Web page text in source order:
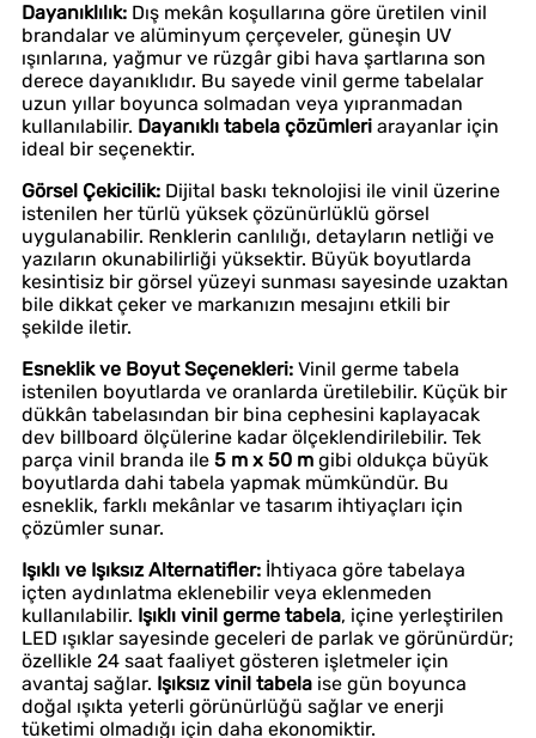
Dayanıklılık: Dış mekân koşullarına göre üretilen vinil
brandalar ve alüminyum çerçeveler, güneşin UV
ışınlarına, yağmur ve rüzgâr gibi hava şartlarına son
derece dayanıklıdır. Bu sayede vinil germe tabelalar
uzun yıllar boyunca solmadan veya yıpranmadan
kullanılabilir. Dayanıklı tabela çözümleri arayanlar için
ideal bir seçenektir.
Görsel Çekicilik: Dijital baskı teknolojisi ile vinil üzerine
istenilen her türlü yüksek çözünürlüklü görsel
uygulanabilir. Renklerin canlılığı, detayların netliği ve
yazıların okunabilirliği yüksektir. Büyük boyutlarda
kesintisiz bir görsel yüzeyi sunması sayesinde uzaktan
bile dikkat çeker ve markanızın mesajını etkili bir
şekilde iletir.
Esneklik ve Boyut Seçenekleri: Vinil germe tabela
istenilen boyutlarda ve oranlarda üretilebilir. Küçük bir
dükkân tabelasından bir bina cephesini kaplayacak
dev billboard ölçülerine kadar ölçeklendirilebilir. Tek
parça vinil branda ile 5 m x 50 m gibi oldukça büyük
boyutlarda dahi tabela yapmak mümkündür. Bu
esneklik, farklı mekânlar ve tasarım ihtiyaçları için
çözümler sunar.
Işıklı ve Işıksız Alternatifler: İhtiyaca göre tabelaya
içten aydınlatma eklenebilir veya eklenmeden
kullanılabilir. Işıklı vinil germe tabela, içine yerleştirilen
LED ışıklar sayesinde geceleri de parlak ve görünürdür;
özellikle 24 saat faaliyet gösteren işletmeler için
avantaj sağlar. Işıksız vinil tabela ise gün boyunca
doğal ışıkta yeterli görünürlüğü sağlar ve enerji
tüketimi olmadığı için daha ekonomiktir.